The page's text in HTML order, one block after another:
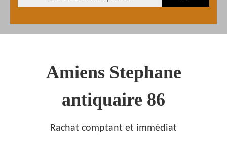
Amiens Stephane
antiquaire 86
Rachat comptant et immédiat